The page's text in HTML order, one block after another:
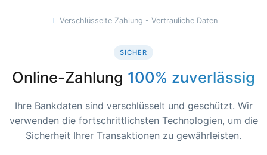
SICHER
Online-Zahlung 100% zuverlässig
Ihre Bankdaten sind verschlüsselt und geschützt. Wir
verwenden die fortschrittlichsten Technologien, um die
Sicherheit Ihrer Transaktionen zu gewährleisten.
Verschlüsselte Zahlung - Vertrauliche Daten